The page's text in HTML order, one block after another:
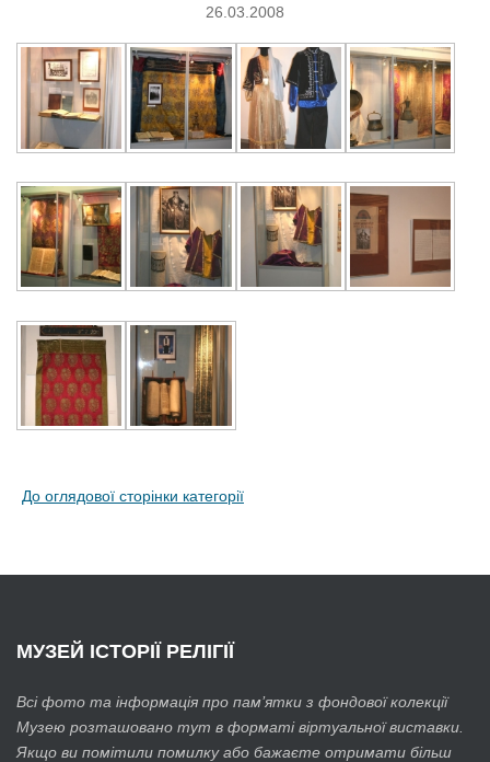
26.03.2008
До оглядової сторінки категорії
МУЗЕЙ ІСТОРІЇ РЕЛІГІЇ
Всі фото та інформація про пам’ятки з фондової колекції
Музею розташовано тут в форматі віртуальної виставки.
Якщо ви помітили помилку або бажаєте отримати більш